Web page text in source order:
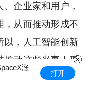
企业家和用户，
，从而推动形成不
以，人工智能创新
推动这些当事人形
合理行为。
涨
打开